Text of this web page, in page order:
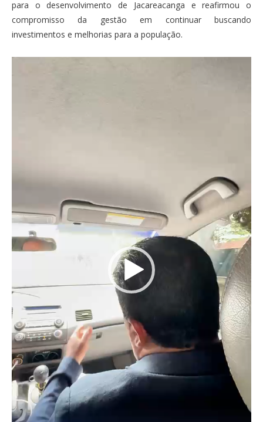
para o desenvolvimento de Jacareacanga e reafirmou o
compromisso da gestão em continuar buscando
investimentos e melhorias para a população.